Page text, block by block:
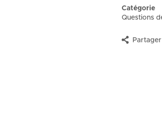
Catégorie
Questions
Partager